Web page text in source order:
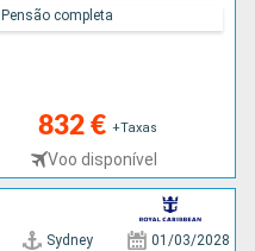
832 € +Taxas
Voo disponível
Pensão completa
Sydney 01/03/2028